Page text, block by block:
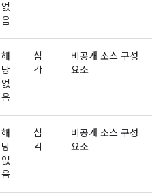
없
음
해
당
없
음
심
각
비공개 소스 구성
요소
해
당
없
음
심
각
비공개 소스 구성
요소